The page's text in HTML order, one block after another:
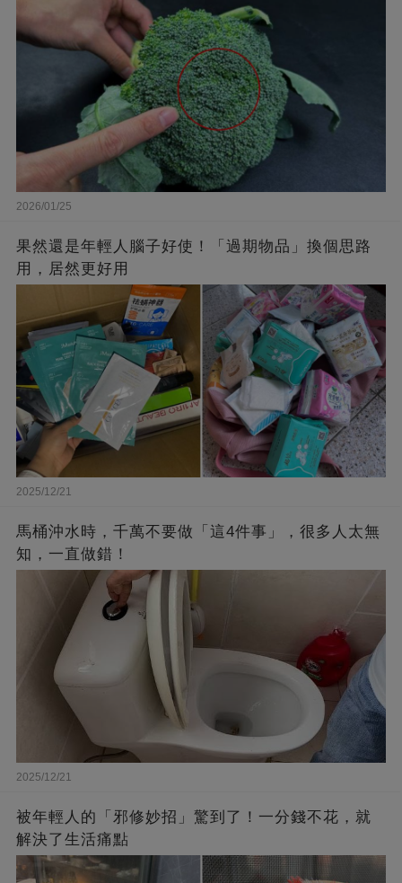
2026/01/25
果然還是年輕人腦子好使！「過期物品」換個思路
用，居然更好用
2025/12/21
馬桶沖水時，千萬不要做「這4件事」，很多人太無
知，一直做錯！
2025/12/21
被年輕人的「邪修妙招」驚到了！一分錢不花，就
解決了生活痛點